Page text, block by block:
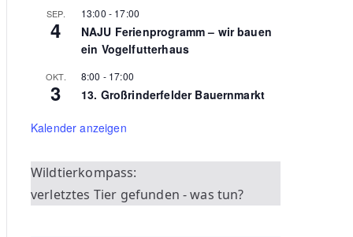
SEP.
4
13:00 - 17:00
NAJU Ferienprogramm – wir bauen
ein Vogelfutterhaus
OKT.
3
8:00 - 17:00
13. Großrinderfelder Bauernmarkt
Kalender anzeigen
Wildtierkompass:
verletztes Tier gefunden - was tun?